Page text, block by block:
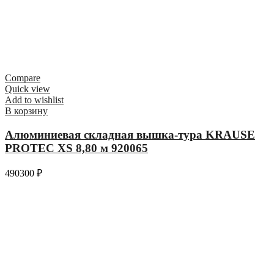
Compare
Quick view
Add to wishlist
В корзину
Алюминиевая складная вышка-тура KRAUSE
PROTEC XS 8,80 м 920065
490300 ₽